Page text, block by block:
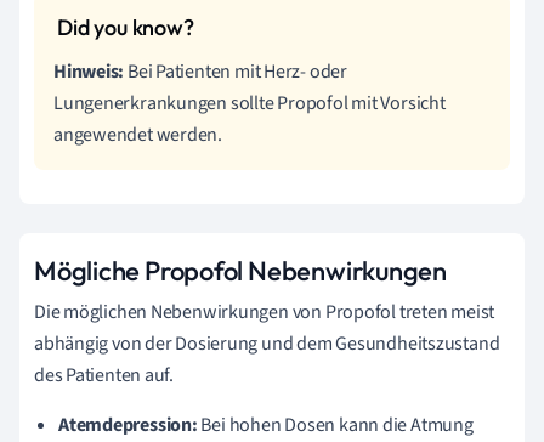
Hinweis: Bei Patienten mit Herz- oder
Lungenerkrankungen sollte Propofol mit Vorsicht
angewendet werden.
Mögliche Propofol Nebenwirkungen
Die möglichen Nebenwirkungen von Propofol treten meist
abhängig von der Dosierung und dem Gesundheitszustand
des Patienten auf.
Atemdepression:Bei hohen Dosen kann die Atmung